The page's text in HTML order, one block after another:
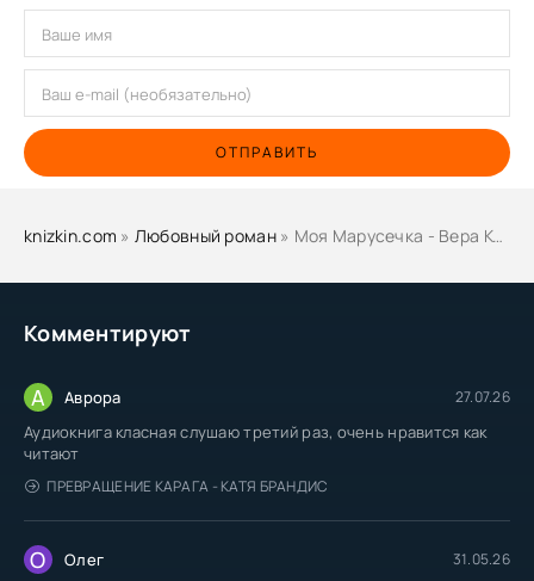
Комментируют
А Аврора 27.07.26
Аудиокнига класная слушаю третий раз, очень нравится как
читают
ПРЕВРАЩЕНИЕ КАРАГА - КАТЯ БРАНДИС
О Олег 31.05.26
ОТПРАВИТЬ
knizkin.com » Любовный роман» Моя Марусечка - Вера Колочкова